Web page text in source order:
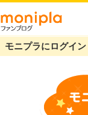
モニプラにログイン